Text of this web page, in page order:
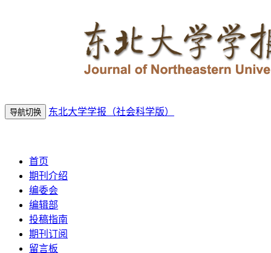
导航切换 东北大学学报（社会科学版）
首页
期刊介绍
编委会
编辑部
投稿指南
期刊订阅
留言板